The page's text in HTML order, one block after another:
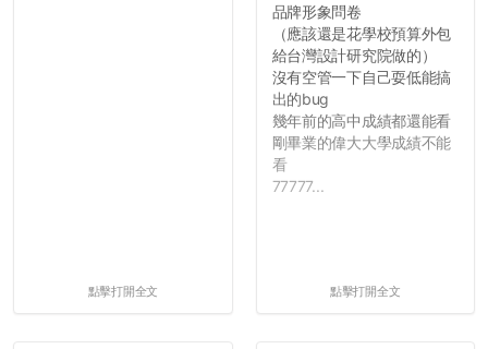
點擊打開全文
品牌形象問卷
（應該還是花學校預算外包
給台灣設計研究院做的）
沒有空管一下自己耍低能搞
出的bug
幾年前的高中成績都還能看
剛畢業的偉大大學成績不能
看
77777...
點擊打開全文